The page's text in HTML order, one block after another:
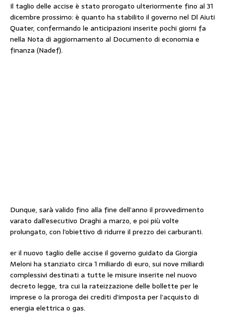
Il taglio delle accise è stato prorogato ulteriormente fino al 31
dicembre prossimo: è quanto ha stabilito il governo nel Dl Aiuti
Quater, confermando le anticipazioni inserite pochi giorni fa
nella Nota di aggiornamento al Documento di economia e
finanza (Nadef).
Dunque, sarà valido fino alla fine dell’anno il provvedimento
varato dall’esecutivo Draghi a marzo, e poi più volte
prolungato, con l’obiettivo di ridurre il prezzo dei carburanti.
er il nuovo taglio delle accise il governo guidato da Giorgia
Meloni ha stanziato circa 1 miliardo di euro, sui nove miliardi
complessivi destinati a tutte le misure inserite nel nuovo
decreto legge, tra cui la rateizzazione delle bollette per le
imprese o la proroga dei crediti d’imposta per l’acquisto di
energia elettrica o gas.